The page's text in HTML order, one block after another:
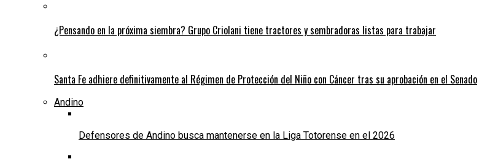
¿Pensando en la próxima siembra? Grupo Criolani tiene tractores y sembradoras listas para trabajar
Santa Fe adhiere definitivamente al Régimen de Protección del Niño con Cáncer tras su aprobación en el Senado
Andino
Defensores de Andino busca mantenerse en la Liga Totorense en el 2026